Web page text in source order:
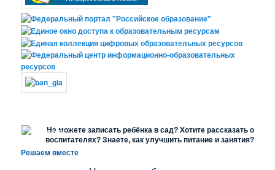
Решаем вместе
Не можете записать ребёнка в сад? Хотите рассказать о
воспитателях? Знаете, как улучшить питание и занятия?